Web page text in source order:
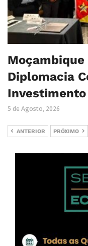
Diplomacia
5 de Agosto, 2026
ANTERIOR PRÓXIMO